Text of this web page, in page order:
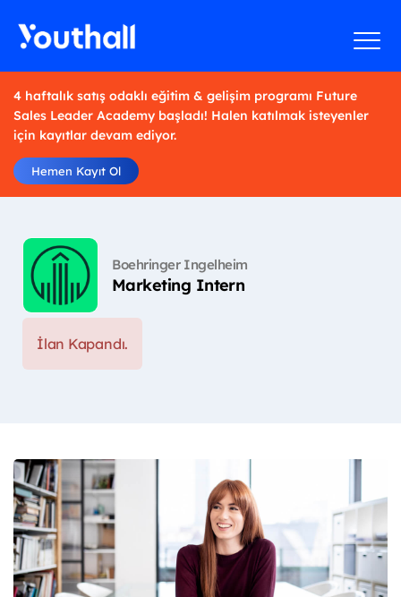
4 haftalık satış odaklı eğitim & gelişim programı Future
Sales Leader Academy başladı! Halen katılmak isteyenler
için kayıtlar devam ediyor.
Hemen Kayıt Ol
Boehringer Ingelheim
Marketing Intern
İlan Kapandı.